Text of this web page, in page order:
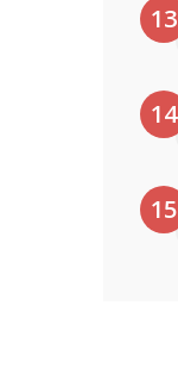
13
14
15